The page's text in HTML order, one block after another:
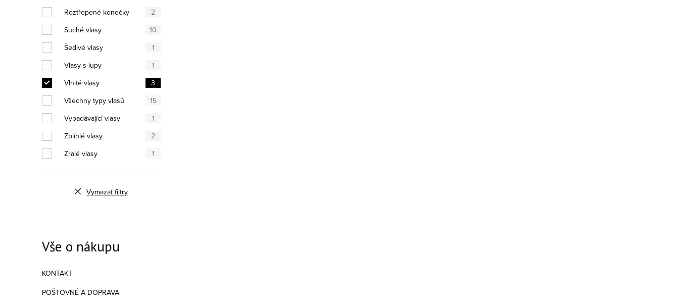
Roztřepené konečky
2
Suché vlasy
10
Šedivé vlasy
1
Vlasy s lupy
1
Vlnité vlasy
3
Všechny typy vlasů
15
Vypadávající vlasy
1
Zplihlé vlasy
2
Zralé vlasy
1
Vymazat filtry
Vše o nákupu
KONTAKT
POŠTOVNÉ A DOPRAVA